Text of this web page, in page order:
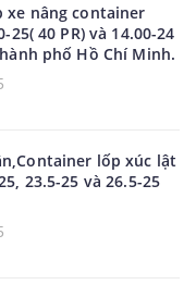
xe nâng container
25( 40 PR) và 14.00-24
phố Hồ Chí Minh.
lốp xúc lật
23.5-25 và 26.5-25